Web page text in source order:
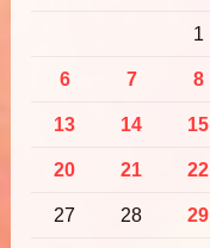
1
6 7 8
13 14 15
20 21 22
27 28 29